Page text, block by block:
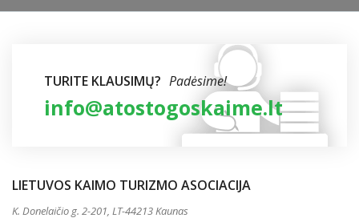
TURITE KLAUSIMŲ? Padėsime!
info@atostogoskaime.lt
LIETUVOS KAIMO TURIZMO ASOCIACIJA
K. Donelaičio g. 2-201, LT-44213 Kaunas